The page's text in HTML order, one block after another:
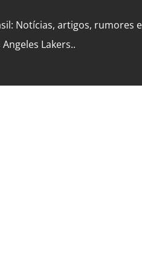
Notícias, artigos, rumores e
Lakers..